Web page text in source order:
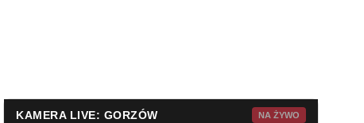
KAMERA LIVE: GORZÓW NA ŻYWO